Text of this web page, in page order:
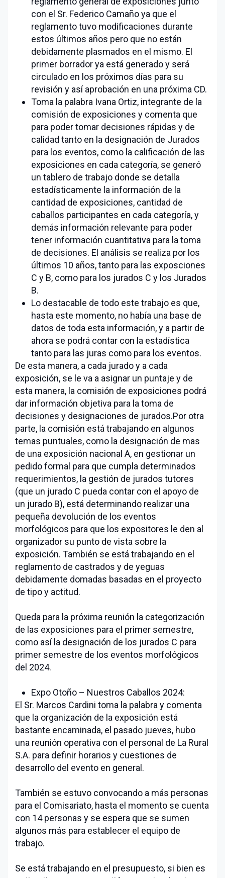
con el Sr. Federico Camaño ya que el
reglamento tuvo modificaciones durante
estos últimos años pero que no están
debidamente plasmados en el mismo. El
primer borrador ya está generado y será
circulado en los próximos días para su
revisión y así aprobación en una próxima CD.
Toma la palabra Ivana Ortiz, integrante de la
comisión de exposiciones y comenta que
para poder tomar decisiones rápidas y de
calidad tanto en la designación de Jurados
para los eventos, como la calificación de las
exposiciones en cada categoría, se generó
un tablero de trabajo donde se detalla
estadísticamente la información de la
cantidad de exposiciones, cantidad de
caballos participantes en cada categoría, y
demás información relevante para poder
tener información cuantitativa para la toma
de decisiones. El análisis se realiza por los
últimos 10 años, tanto para las exposciones
C y B, como para los jurados C y los Jurados
B.
Lo destacable de todo este trabajo es que,
hasta este momento, no había una base de
datos de toda esta información, y a partir de
ahora se podrá contar con la estadística
tanto para las juras como para los eventos.
De esta manera, a cada jurado y a cada
exposición, se le va a asignar un puntaje y de
esta manera, la comisión de exposiciones podrá
dar información objetiva para la toma de
decisiones y designaciones de jurados.Por otra
parte, la comisión está trabajando en algunos
temas puntuales, como la designación de mas
de una exposición nacional A, en gestionar un
pedido formal para que cumpla determinados
requerimientos, la gestión de jurados tutores
(que un jurado C pueda contar con el apoyo de
un jurado B), está determinando realizar una
pequeña devolución de los eventos
morfológicos para que los expositores le den al
organizador su punto de vista sobre la
exposición. También se está trabajando en el
reglamento de castrados y de yeguas
debidamente domadas basadas en el proyecto
de tipo y actitud.
Queda para la próxima reunión la categorización
de las exposiciones para el primer semestre,
como así la designación de los jurados C para
primer semestre de los eventos morfológicos
del 2024.
Expo Otoño – Nuestros Caballos 2024:
El Sr. Marcos Cardini toma la palabra y comenta
que la organización de la exposición está
bastante encaminada, el pasado jueves, hubo
una reunión operativa con el personal de La Rural
S.A. para definir horarios y cuestiones de
desarrollo del evento en general.
También se estuvo convocando a más personas
para el Comisariato, hasta el momento se cuenta
con 14 personas y se espera que se sumen
algunos más para establecer el equipo de
trabajo.
Se está trabajando en el presupuesto, si bien es